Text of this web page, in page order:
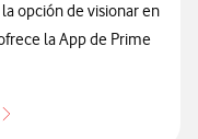
opción de visionar en
la App de Prime